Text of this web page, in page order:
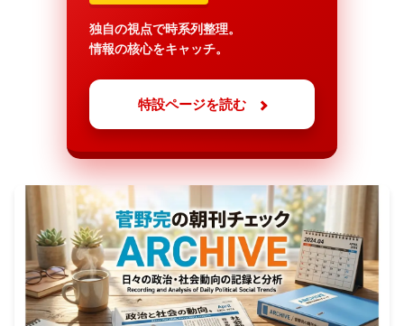
独自の視点で時系列整理。
情報の核心をキャッチ。
特設ページを読む